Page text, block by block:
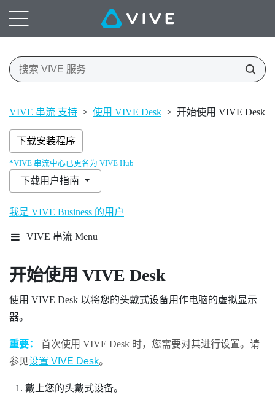
VIVE 串流 支持 > 使用 VIVE Desk > 开始使用 VIVE Desk
下载安装程序
*VIVE 串流中心已更名为 VIVE Hub
下载用户指南
我是 VIVE Business 的用户
VIVE 串流 Menu
开始使用 VIVE Desk
使用 VIVE Desk 以将您的头戴式设备用作电脑的虚拟显示
器。
重要： 首次使用 VIVE Desk 时，您需要对其进行设置。请
参见设置 VIVE Desk。
戴上您的头戴式设备。